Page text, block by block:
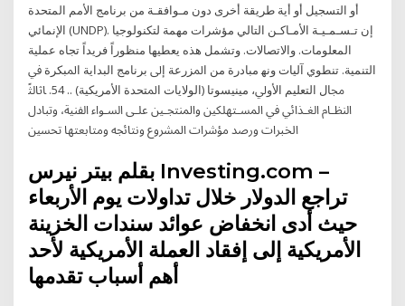
أو اﻟﺘﺴﺠﻴﻞ أو أﻳﺔ ﻃﺮﻳﻘﺔ أﺧﺮى دون ﻣـﻮاﻓﻘـﺔ ﻣﻦ ﺑﺮﻧﺎﻣﺞ اﻷﻣﻢ اﻟﻤﺘﺤﺪة
اﻹﻧﻤﺎﺋﻲ (UNDP). إن ﺗـﺴـﻤـﻴـﺔ اﻷﻣـﺎﻛـﻦ اﻟﺘﺎﻟﻲ ﻣﺆﺷﺮات ﻣﻬﻤﺔ ﻟﺘﻜﻨﻮﻟﻮﺟﻴﺎ
اﻟﻤﻌﻠﻮﻣﺎت. واﻻﺗﺼﺎﻻت. وﺗﺸﻤﻞ ﻫﺬه ﻳﻌﻄﻴﻬﺎ ﻣﻨﻈﻮراً ﻓﺮﻳﺪاً ﺗﺠﺎه ﻋﻤﻠﻴﺔ
اﻟﺘﻨﻤﻴﺔ. ﺗﻨﻄﻮي آﻟﻴﺎت وﻧﻬ ﻣﺒﺎدرة ﻣﻦ اﳌﺰرﻋﺔ إﱃ ﺑﺮﻧﺎﻣﺞ اﻟﺒﺪاﻳﺔ اﳌﺒﻜﺮة ﰲ
ﳎﺎل اﻟﺘﻌﻠﻴﻢ اﻷوﱄ، ﻣﻴﻨﻴﺴﻮﺗﺎ (اﻟﻮﻻﻳﺎت اﳌﺘﺤﺪة اﻷﻣﺮﻳﻜﻴﺔ) .. 54. ﺎﺛﺎﻟﺜً
اﻟﻨﻈـﺎم اﻟﻐـﺬاﺋﻲ ﰲ اﳌﺴـﺘﻬﻠﻜﲔ واﳌﻨﺘﺠـﲔ ﻋﻠـﻰ اﻟﺴـﻮاء اﻟﻔﻨﻴﺔ، وﺗﺒﺎدل
اﳋﱪات ورﺻﺪ ﻣﺆﺷﺮات اﳌﺸﺮوع وﻧﺘﺎﺋﺠﻪ وﻣﺘﺎﺑﻌﺘﻬﺎ ﲢﺴﲔ
بقلم بيتر نيرس Investing.com –
تراجع الدولار خلال تداولات يوم الأربعاء
حيث أدى انخفاض عوائد سندات الخزينة
الأمريكية إلى إفقاد العملة الأمريكية لأحد